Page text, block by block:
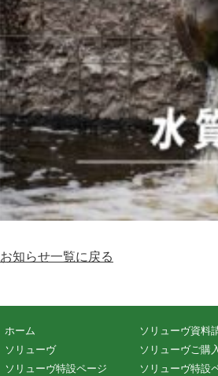
お知らせ一覧に戻る
ホーム
ソリューヴ
ソリューヴ特設ページ
ソリューヴ資料
ソリューヴご購
ソリューヴ特設